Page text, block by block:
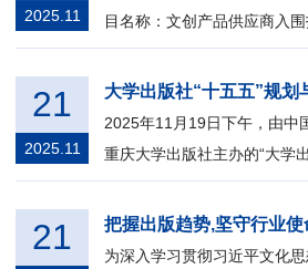
目名称：文创产品供应商入
富校园文化生活，打造具有
2025.11
2025年11月19日下午，由中
重庆大学出版社主办的“大学
uo;规划与高质量发展研讨会”
21
2025.11
为深入学习贯彻习近平文化
21